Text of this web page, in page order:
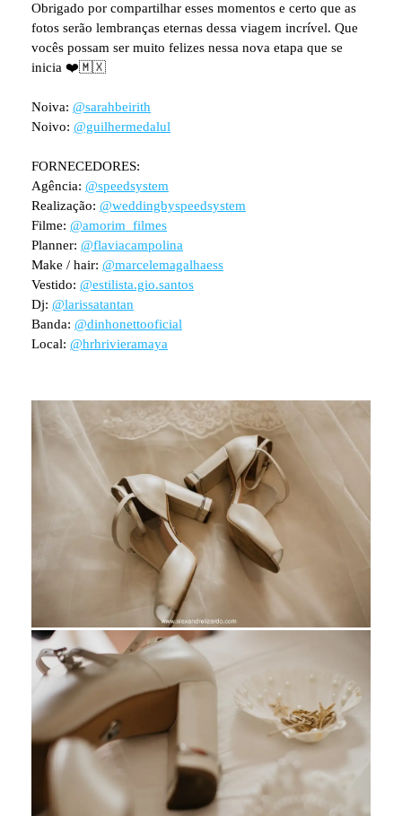
Obrigado por compartilhar esses momentos e certo que as
fotos serão lembranças eternas dessa viagem incrível. Que
vocês possam ser muito felizes nessa nova etapa que se
inicia ❤️🇲🇽
Noiva: @sarahbeirith
Noivo: @guilhermedalul
FORNECEDORES:
Agência: @speedsystem
Realização: @weddingbyspeedsystem
Filme: @amorim_filmes
Planner: @flaviacampolina
Make / hair: @marcelemagalhaess
Vestido: @estilista.gio.santos
Dj: @larissatantan
Banda: @dinhonettooficial
Local: @hrhrivieramaya